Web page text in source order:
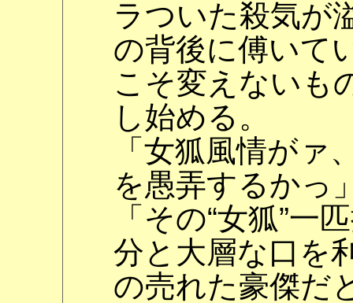
ラついた殺気が
の背後に傅いて
こそ変えないも
し始める。
「女狐風情がァ
を愚弄するかっ
「その“女狐”一
分と大層な口を
の売れた豪傑だ